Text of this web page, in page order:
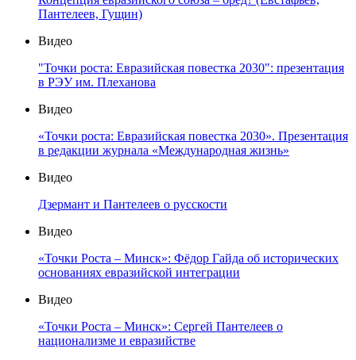
Пантелеев, Гущин)
Видео
"Точки роста: Евразийская повестка 2030": презентация
в РЭУ им. Плеханова
Видео
«Точки роста: Евразийская повестка 2030». Презентация
в редакции журнала «Международная жизнь»
Видео
Дзермант и Пантелеев о русскости
Видео
«Точки Роста – Минск»: Фёдор Гайда об исторических
основаниях евразийской интеграции
Видео
«Точки Роста – Минск»: Сергей Пантелеев о
национализме и евразийстве